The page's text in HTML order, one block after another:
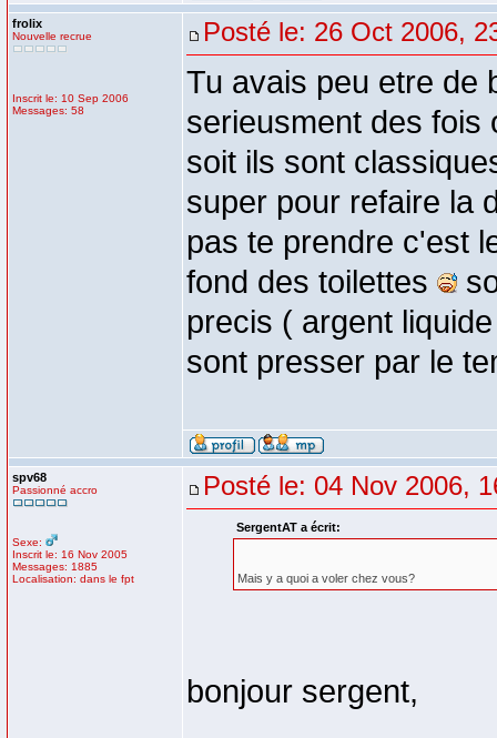
frolix
Nouvelle recrue
Inscrit le: 10 Sep 2006
Messages: 58
Posté le: 26 Oct 2006,
Tu avais peu etre de
serieusment des fois
soit ils sont
super pour refaire la
pas te prendre c'est
fond des toilettes
precis ( argent
sont presser par le
spv68
Passionné accro
Sexe:
Inscrit le: 16 Nov 2005
Messages: 1885
Localisation: dans le fpt
Posté le: 04 Nov 2006,
SergentAT a écrit:
Mais y a quoi a voler chez vous?
bonjour sergent,